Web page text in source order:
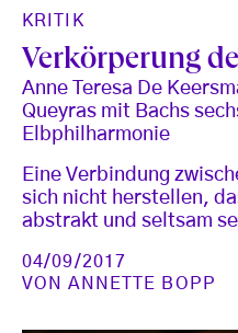
KRITIK
Verkörperung
Anne Teresa De
Queyras mit Bachs
Elbphilharmonie
Eine Verbindung
sich nicht herstellen,
abstrakt und seltsam
04/09/2017
VONANNETTE BOPP